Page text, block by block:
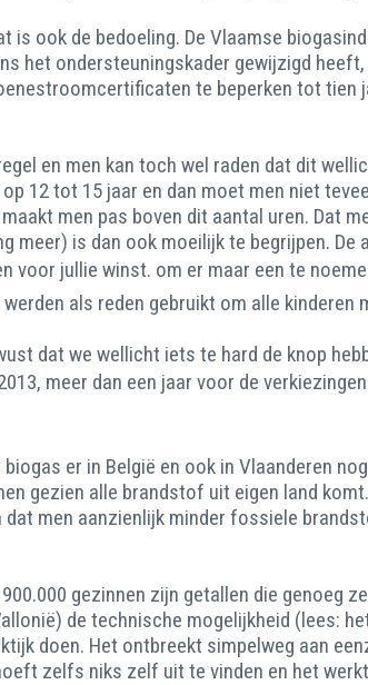
ook de bedoeling. De Vlaamse
het ondersteuningskader gewijzigd
te beperken tot tien
en men kan toch wel raden dat dit
12 tot 15 jaar en dan moet men niet
men pas boven dit aantal uren. Dat
is dan ook moeilijk te begrijpen.
jullie winst. om er maar een te
als reden gebruikt om alle kinderen
dat we wellicht iets te hard de knop
meer dan een jaar voor de
er in België en ook in Vlaanderen
gezien alle brandstof uit eigen land
men aanzienlijk minder fossiele
gezinnen zijn getallen die genoeg
de technische mogelijkheid (lees:
doen. Het ontbreekt simpelweg aan
zelfs niks zelf uit te vinden en het